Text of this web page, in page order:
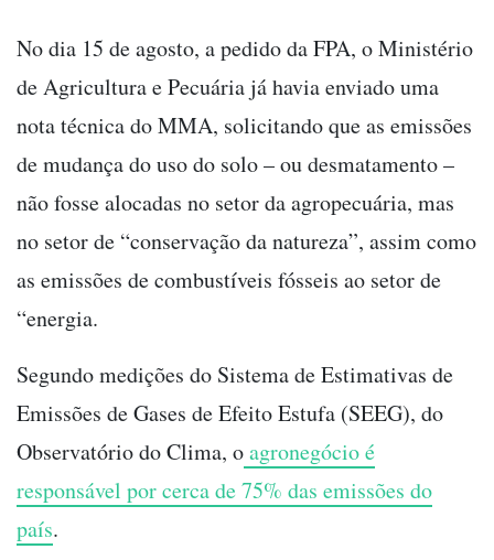
No dia 15 de agosto, a pedido da FPA, o Ministério
de Agricultura e Pecuária já havia enviado uma
nota técnica do MMA, solicitando que as emissões
de mudança do uso do solo – ou desmatamento –
não fosse alocadas no setor da agropecuária, mas
no setor de “conservação da natureza”, assim como
as emissões de combustíveis fósseis ao setor de
“energia.
Segundo medições do Sistema de Estimativas de
Emissões de Gases de Efeito Estufa (SEEG), do
Observatório do Clima, oagronegócio é
responsável por cerca de 75% das emissões do
país.